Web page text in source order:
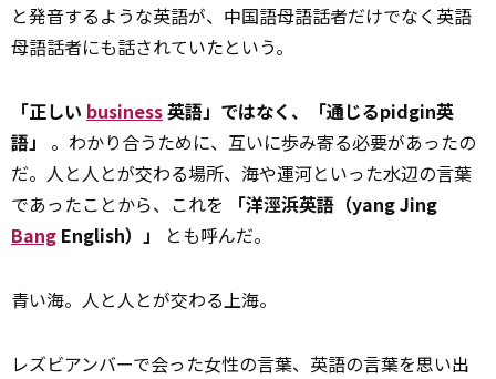
と発音するような英語が、中国語母語話者だけでなく英語
母語話者にも話されていたという。
「正しい business英語」ではなく、「通じるpidgin英
語」
。わかり合うために、互いに歩み寄る必要があったの
だ。人と人とが交わる場所、海や運河といった水辺の言葉
であったことから、これを
「洋涇浜英語（yang Jing
Bang English）」 とも呼んだ。
青い海。人と人とが交わる上海。
レズビアンバーで会った女性の言葉、英語の言葉を思い出